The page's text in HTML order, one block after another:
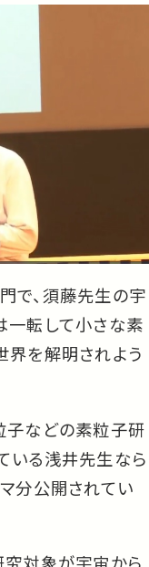
で、須藤先生の宇
一転して小さな素
界を解明されよう
子などの素粒子研
いる浅井先生なら
分公開されてい